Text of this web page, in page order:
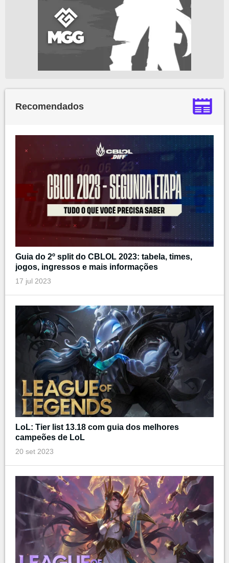
Recomendados
Guia do 2º split do CBLOL 2023: tabela, times,
jogos, ingressos e mais informações
17 jul 2023
LoL: Tier list 13.18 com guia dos melhores
campeões de LoL
20 set 2023